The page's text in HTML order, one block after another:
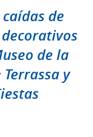
de
de la
y